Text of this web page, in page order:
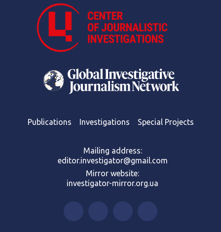
Publications Investigations Special Projects
Mailing address:
editor.investigator@gmail.com
Mirror website:
investigator-mirror.org.ua